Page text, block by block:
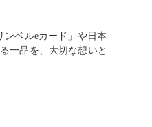
ベルeカード」や日本
一品を、大切な想いと